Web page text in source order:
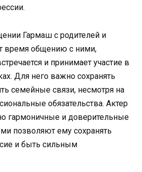
Гармаш с родителей и
время общению с ними,
и принимает участие в
Для него важно сохранять
семейные связи, несмотря на
обязательства. Актер
гармоничные и доверительные
позволяют ему сохранять
и быть сильным